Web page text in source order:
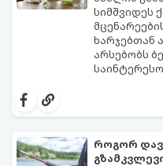
სიმშვიდეს
ხარჯებთან
არსებობს
როგორ
როგორ